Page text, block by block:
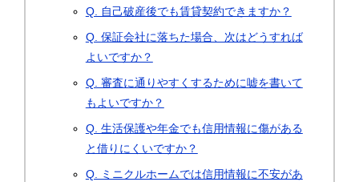
Q. 自己破産後でも賃貸契約できますか？
Q. 保証会社に落ちた場合、次はどうすれば
よいですか？
Q. 審査に通りやすくするために嘘を書いて
もよいですか？
Q. 生活保護や年金でも信用情報に傷がある
と借りにくいですか？
Q. ミニクルホームでは信用情報に不安があ